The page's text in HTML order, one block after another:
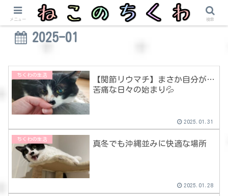
2025-01
ちくわの生活
【関節リウマチ】まさか自分が…
苦痛な日々の始まり💦
2025.01.31
ちくわの生活
真冬でも沖縄並みに快適な場所
2025.01.28
メニュー 検索